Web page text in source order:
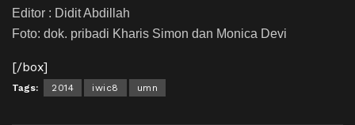
Editor : Didit Abdillah
Foto: dok. pribadi Kharis Simon dan Monica Devi
[/box]
Tags: 2014 iwic8 umn